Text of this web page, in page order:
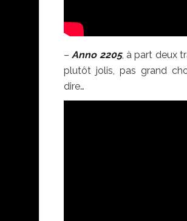
– Anno 2205, à part deux
plutôt jolis, pas grand
dire…